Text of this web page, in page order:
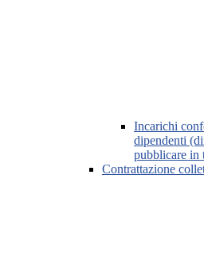
Incarichi
dipendenti
pubblicare in
Contrattazione